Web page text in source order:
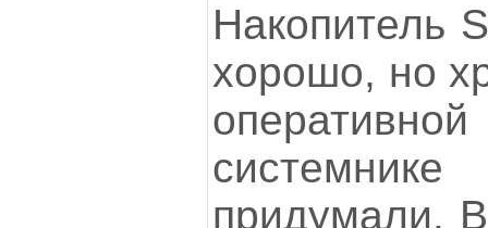
Накопитель
хорошо, но
придумали.